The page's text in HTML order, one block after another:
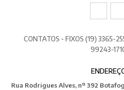
CONTATOS - FIXOS (19) 3365-
99243-
Rua Rodrigues Alves, nº 392